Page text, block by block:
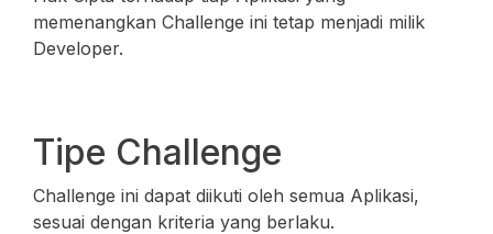
memenangkan Challenge ini tetap menjadi milik
Developer.
Tipe Challenge
Challenge ini dapat diikuti oleh semua Aplikasi,
sesuai dengan kriteria yang berlaku.